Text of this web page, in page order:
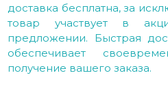
доставка бесплатна, за
товар участвует в
предложении. Быстрая
обеспечивает
получение вашего заказа.